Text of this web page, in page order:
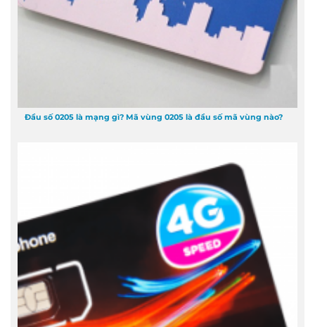
Đầu số 0205 là mạng gì? Mã vùng 0205 là đầu số mã vùng nào?